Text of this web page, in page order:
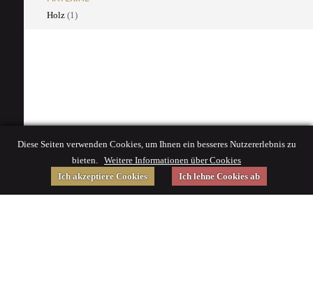
Holz (1)
Diese Seiten verwenden Cookies, um Ihnen ein besseres Nutzererlebnis zu
bieten. Weitere Informationen über Cookies
Ich akzeptiere Cookies
Ich lehne Cookies ab